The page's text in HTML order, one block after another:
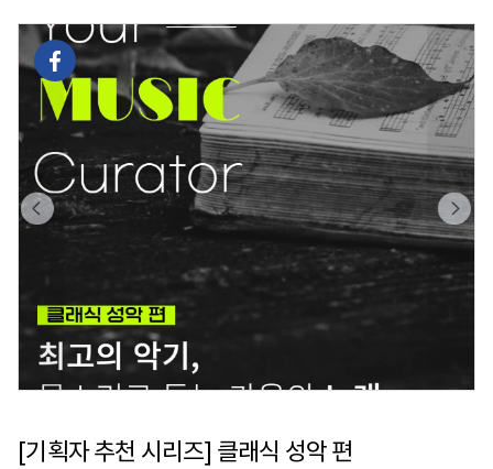
[기획자 추천 시리즈] 클래식 성악 편